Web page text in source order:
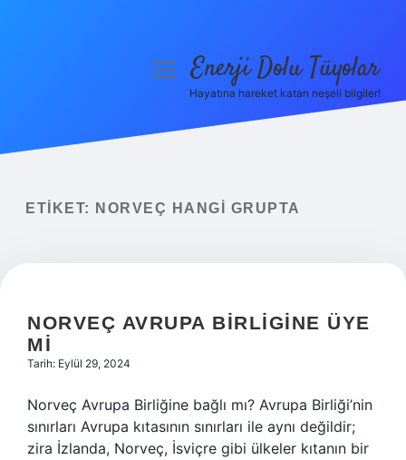
Yasal Uyarı
menüyüEnerji Dolu Tüyolar
Hayatına hareket katan neşeli bilgiler!
ETIKET: NORVEÇ HANGI GRUPTA
NORVEÇ AVRUPA BIRLIGINE ÜYE
MI
Tarih: Eylül 29, 2024
Norveç Avrupa Birliğine bağlı mı? Avrupa Birliği’nin
sınırları Avrupa kıtasının sınırları ile aynı değildir;
zira İzlanda, Norveç, İsviçre gibi ülkeler kıtanın bir